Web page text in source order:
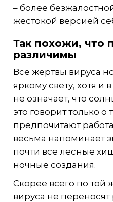
– более
жестокой версией
Так похожи, что
различимы
Все жертвы вируса
яркому свету, хотя и
не означает, что
это говорит только о
предпочитают
весьма напоминает
почти все лесные
ночные создания.
Скорее всего по той
вируса не